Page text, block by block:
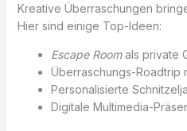
Kreative Überraschungen
Hier sind einige Top-Ideen:
Escape Roomals private
Überraschungs-Roadtrip
Personalisierte
Digitale Multimedia-